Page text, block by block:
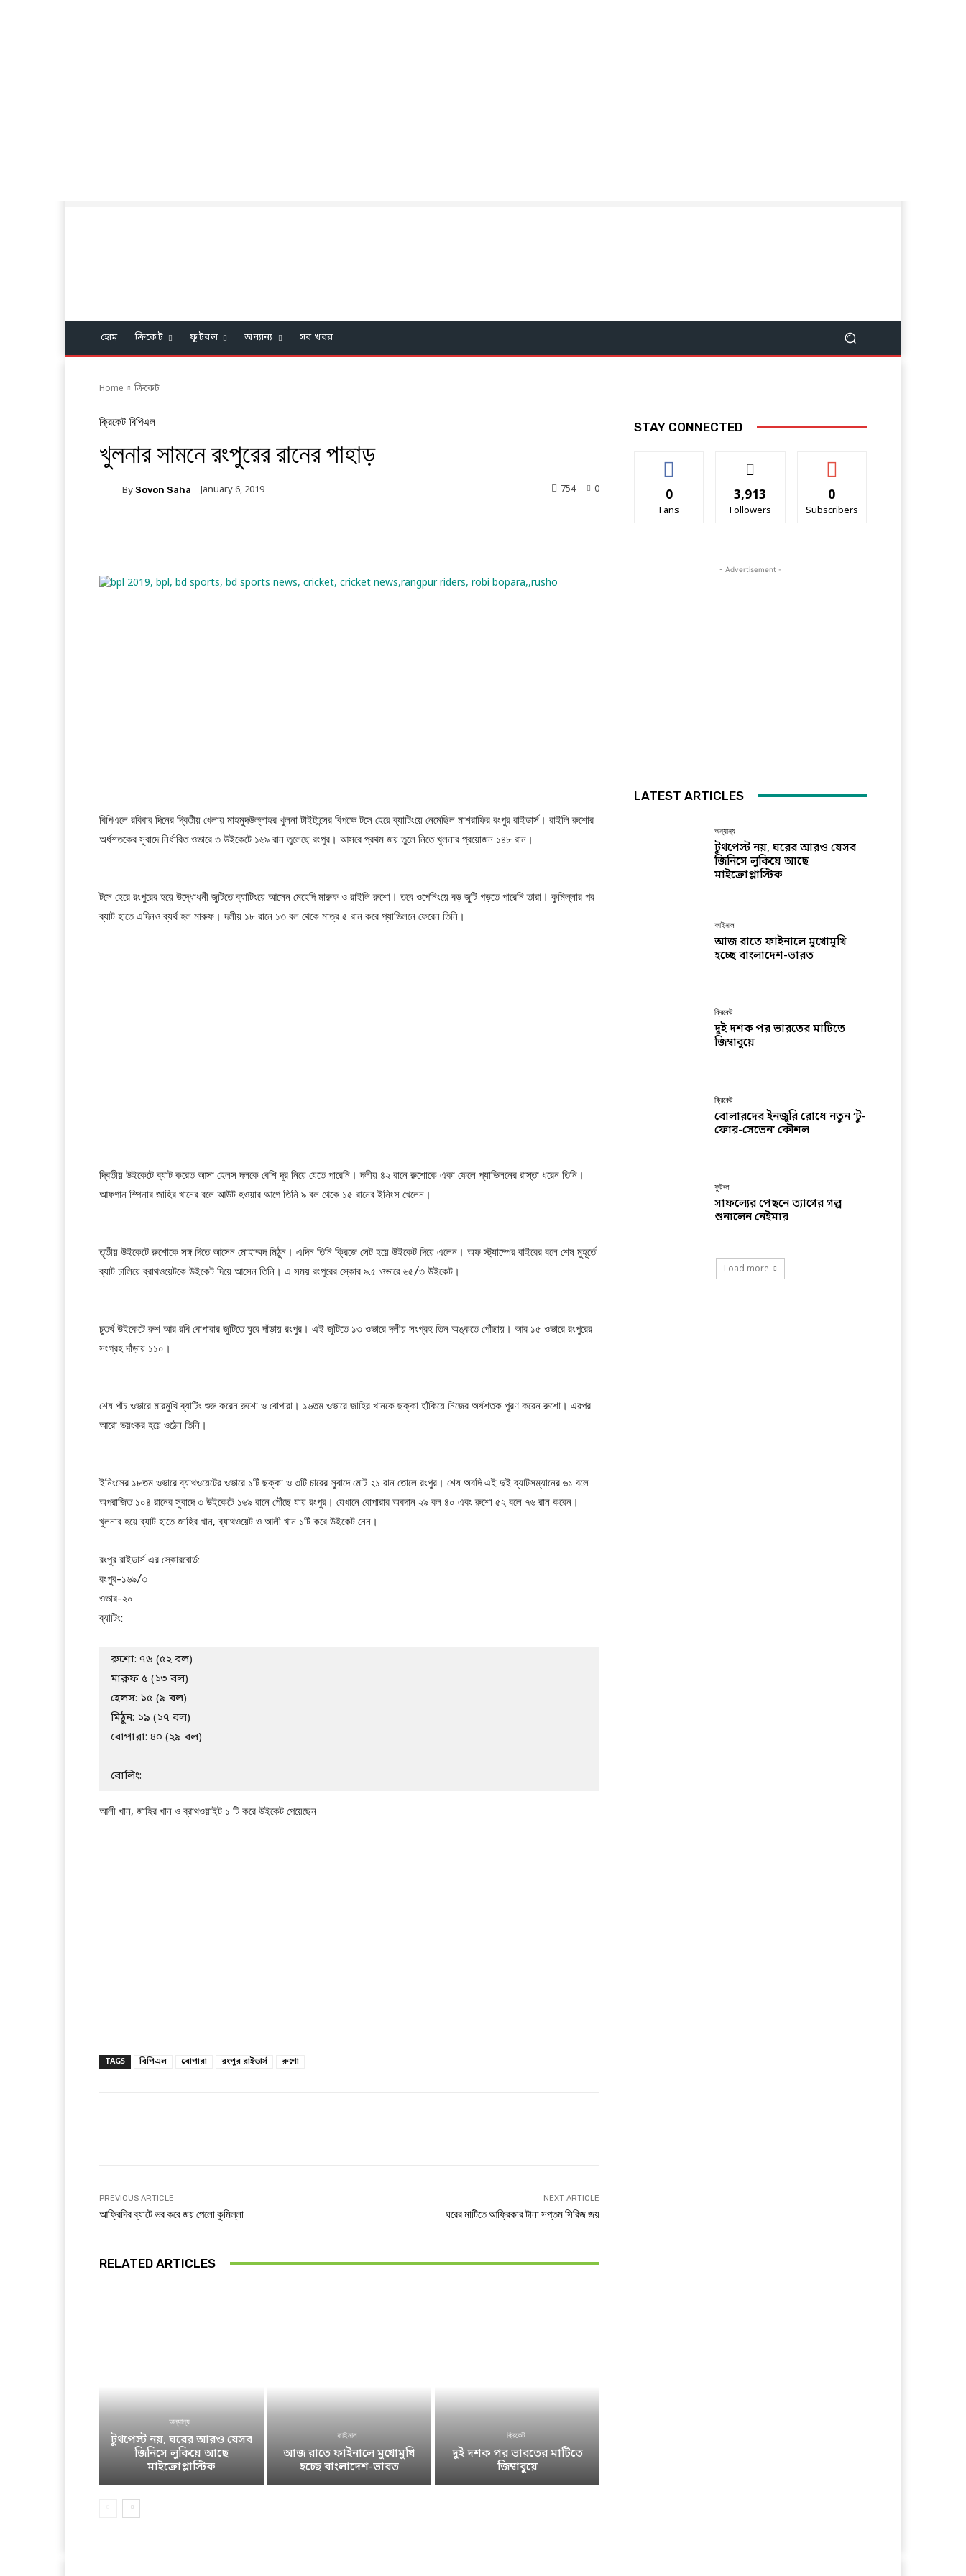
হোম ক্রিকেট ফুটবল অন্যান্য সব খবর
Home ক্রিকেট
ক্রিকেট বিপিএল
খুলনার সামনে রংপুরের রানের পাহাড়
By Sovon Saha January 6, 2019 0
754
বিপিএলে রবিবার দিনের দ্বিতীয় খেলায় মাহমুদউল্লাহর খুলনা টাইটান্সের বিপক্ষে টসে হেরে ব্যাটিংয়ে নেমেছিল মাশরাফির রংপুর রাইডার্স। রাইলি রুশোর
অর্ধশতকের সুবাদে নির্ধারিত ওভারে ৩ উইকেটে ১৬৯ রান তুলেছে রংপুর। আসরে প্রথম জয় তুলে নিতে খুলনার প্রয়োজন ১৪৮ রান।
টসে হেরে রংপুরের হয়ে উদ্ধোধনী জুটিতে ব্যাটিংয়ে আসেন মেহেদি মারুফ ও রাইলি রুশো। তবে ওপেনিংয়ে বড় জুটি গড়তে পারেনি তারা। কুমিল্লার পর
ব্যাট হাতে এদিনও ব্যর্থ হল মারুফ। দলীয় ১৮ রানে ১৩ বল থেকে মাত্র ৫ রান করে প্যাভিলনে ফেরেন তিনি।
দ্বিতীয় উইকেটে ব্যাট করেত আসা হেলস দলকে বেশি দূর নিয়ে যেতে পারেনি। দলীয় ৪২ রানে রুশোকে একা ফেলে প্যাভিলনের রাস্তা ধরেন তিনি।
আফগান স্পিনার জাহির খানের বলে আউট হওয়ার আগে তিনি ৯ বল থেকে ১৫ রানের ইনিংস খেলেন।
তৃতীয় উইকেটে রুশোকে সঙ্গ দিতে আসেন মোহাম্মদ মিঠুন। এদিন তিনি ক্রিজে সেট হয়ে উইকেট দিয়ে এলেন। অফ স্ট্যাম্পের বাইরের বলে শেষ মুহূর্তে
ব্যাট চালিয়ে ব্রাথওয়েটকে উইকেট দিয়ে আসেন তিনি। এ সময় রংপুরের স্কোর ৯.৫ ওভারে ৬৫/৩ উইকেট।
চুতর্থ উইকেটে রুশ আর রবি বোপারার জুটিতে ঘুরে দাঁড়ায় রংপুর। এই জুটিতে ১৩ ওভারে দলীয় সংগ্রহ তিন অঙ্কতে পৌঁছায়। আর ১৫ ওভারে রংপুরের
সংগ্রহ দাঁড়ায় ১১০।
শেষ পাঁচ ওভারে মারমুখি ব্যাটিং শুরু করেন রুশো ও বোপারা। ১৬তম ওভারে জাহির খানকে ছক্কা হাঁকিয়ে নিজের অর্ধশতক পূরণ করেন রুশো। এরপর
আরো ভয়ংকর হয়ে ওঠেন তিনি।
ইনিংসের ১৮তম ওভারে ব্যাথওয়েটের ওভারে ১টি ছক্কা ও ৩টি চারের সুবাদে মোট ২১ রান তোলে রংপুর। শেষ অবদি এই দুই ব্যাটসম্যানের ৬১ বলে
অপরাজিত ১০৪ রানের সুবাদে ৩ উইকেটে ১৬৯ রানে পৌঁছে যায় রংপুর। যেখানে বোপারার অবদান ২৯ বল ৪০ এবং রুশো ৫২ বলে ৭৬ রান করেন।
খুলনার হয়ে ব্যাট হাতে জাহির খান, ব্যাথওয়েট ও আলী খান ১টি করে উইকেট নেন।
রংপুর রাইডার্স এর স্কোরবোর্ড:
রংপুর-১৬৯/৩
ওভার-২০
ব্যাটিং:
রুশো: ৭৬ (৫২ বল)
মারুফ ৫ (১৩ বল)
হেলস: ১৫ (৯ বল)
মিঠুন: ১৯ (১৭ বল)
বোপারা: ৪০ (২৯ বল)
বোলিং:
আলী খান, জাহির খান ও ব্রাথওয়াইট ১ টি করে উইকেট পেয়েছেন
TAGS বিপিএল বোপারা রংপুর রাইডার্স রুশো
PREVIOUS ARTICLE
আফ্রিদির ব্যাটে ভর করে জয় পেলো কুমিল্লা
NEXT ARTICLE
ঘরের মাটিতে আফ্রিকার টানা সপ্তম সিরিজ জয়
RELATED ARTICLES
অন্যান্য
টুথপেস্ট নয়, ঘরের আরও যেসব
জিনিসে লুকিয়ে আছে
মাইক্রোপ্লাস্টিক
ফাইনাল
আজ রাতে ফাইনালে মুখোমুখি
হচ্ছে বাংলাদেশ-ভারত
ক্রিকেট
দুই দশক পর ভারতের মাটিতে
জিম্বাবুয়ে
STAY CONNECTED
0
Fans
3,913
Followers
0
Subscribers
- Advertisement -
LATEST ARTICLES
অন্যান্য
টুথপেস্ট নয়, ঘরের আরও যেসব
জিনিসে লুকিয়ে আছে
মাইক্রোপ্লাস্টিক
ফাইনাল
আজ রাতে ফাইনালে মুখোমুখি
হচ্ছে বাংলাদেশ-ভারত
ক্রিকেট
দুই দশক পর ভারতের মাটিতে
জিম্বাবুয়ে
ক্রিকেট
বোলারদের ইনজুরি রোধে নতুন ‘টু-
ফোর-সেভেন’ কৌশল
ফুটবল
সাফল্যের পেছনে ত্যাগের গল্প
শুনালেন নেইমার
Load more